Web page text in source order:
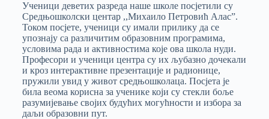
Ученици деветих разреда наше школе посјетили су
Средњошколски центар ,,Михаило Петровић Алас”.
Током посјете, ученици су имали прилику да се
упознају са различитим образовним програмима,
условима рада и активностима које ова школа нуди.
Професори и ученици центра су их љубазно дочекали
и кроз интерактивне презентације и радионице,
пружили увид у живот средњошколаца. Посјета је
била веома корисна за ученике који су стекли боље
разумијевање својих будућих могућности и избора за
даљи образовни пут.